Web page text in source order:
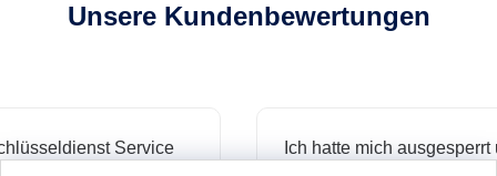
Unsere Kundenbewertungen
Service
Ich hatte mich ausgesperrt und